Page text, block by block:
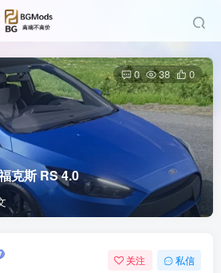
克斯 RS 4.0
0 38 0
关注 私信